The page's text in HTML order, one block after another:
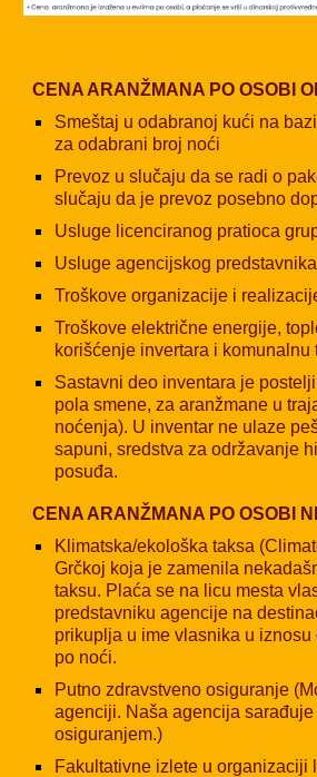
CENA ARANŽMANA PO OSOBI
Smeštaj u odabranoj kući na
za odabrani broj noći
Prevoz u slučaju da se radi o
slučaju da je prevoz posebno
Usluge licenciranog pratioca
Usluge agencijskog
Troškove organizacije i
Troškove električne energije,
korišćenje invertara i komunalnu
Sastavni deo inventara je
pola smene, za aranžmane u
noćenja). U inventar ne ulaze
sapuni, sredstva za održavanje
posuđa.
CENA ARANŽMANA PO OSOBI
Klimatska/ekološka taksa
Grčkoj koja je zamenila
taksu. Plaća se na licu mesta
predstavniku agencije na
prikuplja u ime vlasnika u iznosu
po noći.
Putno zdravstveno osiguranje
agenciji. Naša agencija
osiguranjem.)
Fakultativne izlete u organizaciji